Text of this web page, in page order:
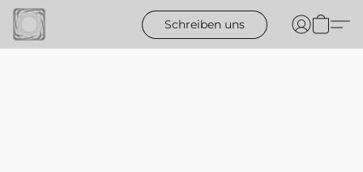
Schreiben uns